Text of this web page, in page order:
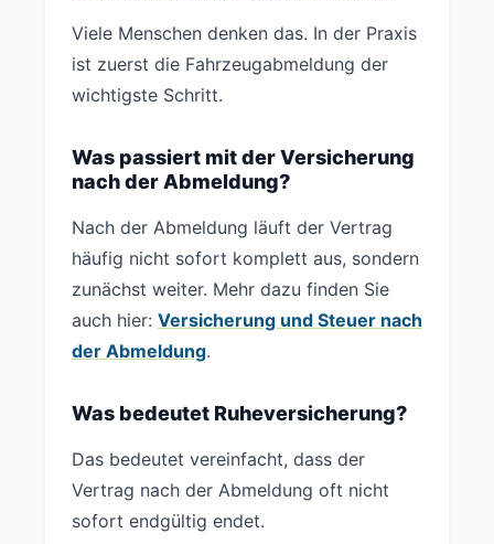
Viele Menschen denken das. In der Praxis
ist zuerst die Fahrzeugabmeldung der
wichtigste Schritt.
Was passiert mit der Versicherung
nach der Abmeldung?
Nach der Abmeldung läuft der Vertrag
häufig nicht sofort komplett aus, sondern
zunächst weiter. Mehr dazu finden Sie
auch hier: Versicherung und Steuer nach
der Abmeldung.
Was bedeutet Ruheversicherung?
Das bedeutet vereinfacht, dass der
Vertrag nach der Abmeldung oft nicht
sofort endgültig endet.